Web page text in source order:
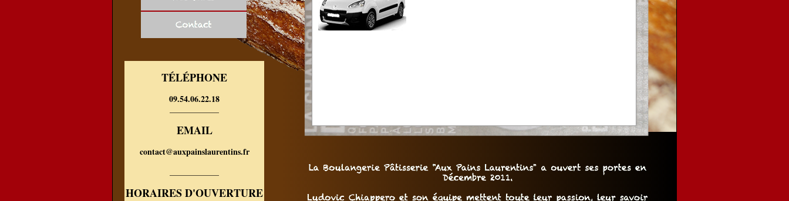
TÉLÉPHONE
09.54.06.22.18
EMAIL
contact@auxpainslaurentins.fr
HORAIRES D'OUVERTURE